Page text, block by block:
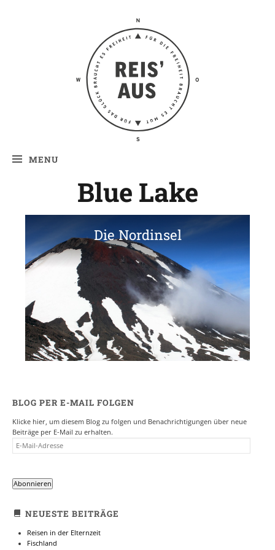
Reis' aus –
Reiseblog
MENU
Blue Lake
Die Nordinsel
BLOG PER E-MAIL FOLGEN
Klicke hier, um diesem Blog zu folgen und Benachrichtigungen über neue
Beiträge per E-Mail zu erhalten.
E-
MAIL-
Abonnieren
NEUESTE BEITRÄGE
Reisen in der Elternzeit
Fischland